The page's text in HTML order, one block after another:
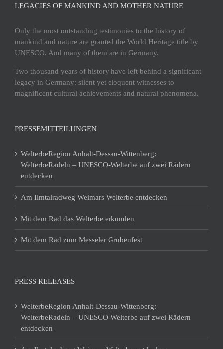
LEGACIES OF MANKIND AND MOTHER NATURE
Only the most outstanding testimonies to the history of
mankind and nature are granted the World Heritage title by
UNESCO. And many of them are in Germany.
Two thousand years of history have left behind a significant
legacy in Germany: silent yet eloquent witnesses to
magnificent cultural achievements and natural phenomena.
PRESSEMITTEILUNGEN
WelterbeRegion Anhalt-Dessau-Wittenberg:
WelterbeRadeln – UNESCO-Welterbe auf zwei Rädern
entdecken
Am Ilmtalradweg Weimars Welterbe entdecken
Mit dem Rad das Welterbe erkunden
Mit dem Rad zum Messeler Grubenfest
PRESS RELEASES
WelterbeRegion Anhalt-Dessau-Wittenberg:
WelterbeRadeln – UNESCO-Welterbe auf zwei Rädern
entdecken